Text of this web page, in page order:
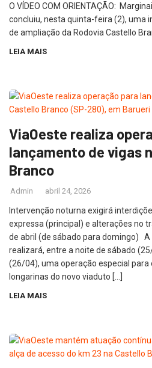
O VÍDEO COM ORIENTAÇÃO:
concluiu, nesta quinta-feira (2), uma
de ampliação da Rodovia Castello
LEIA MAIS
ViaOeste realiza
lançamento de vigas
Branco
Admin abril 24, 2026
Intervenção noturna exigirá
expressa (principal) e alterações no
de abril (de sábado para domingo)
realizará, entre a noite de sábado
(26/04), uma operação especial para
longarinas do novo viaduto […]
LEIA MAIS